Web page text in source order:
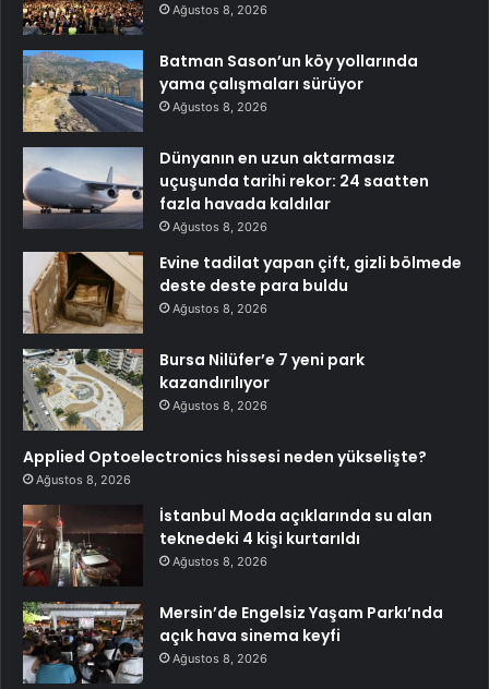
Ağustos 8, 2026
Batman Sason’un köy yollarında
yama çalışmaları sürüyor
Ağustos 8, 2026
Dünyanın en uzun aktarmasız
uçuşunda tarihi rekor: 24 saatten
fazla havada kaldılar
Ağustos 8, 2026
Evine tadilat yapan çift, gizli bölmede
deste deste para buldu
Ağustos 8, 2026
Bursa Nilüfer’e 7 yeni park
kazandırılıyor
Ağustos 8, 2026
Applied Optoelectronics hissesi neden yükselişte?
Ağustos 8, 2026
İstanbul Moda açıklarında su alan
teknedeki 4 kişi kurtarıldı
Ağustos 8, 2026
Mersin’de Engelsiz Yaşam Parkı’nda
açık hava sinema keyfi
Ağustos 8, 2026